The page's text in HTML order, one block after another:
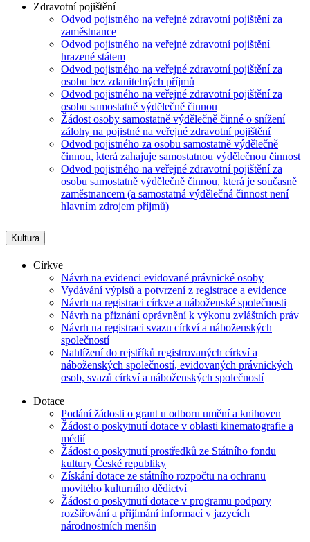
Zdravotní pojištění
Odvod pojistného na veřejné zdravotní pojištění za
zaměstnance
Odvod pojistného na veřejné zdravotní pojištění
hrazené státem
Odvod pojistného na veřejné zdravotní pojištění za
osobu bez zdanitelných příjmů
Odvod pojistného na veřejné zdravotní pojištění za
osobu samostatně výdělečně činnou
Žádost osoby samostatně výdělečně činné o snížení
zálohy na pojistné na veřejné zdravotní pojištění
Odvod pojistného za osobu samostatně výdělečně
činnou, která zahajuje samostatnou výdělečnou činnost
Odvod pojistného na veřejné zdravotní pojištění za
osobu samostatně výdělečně činnou, která je současně
zaměstnancem (a samostatná výdělečná činnost není
hlavním zdrojem příjmů)
Kultura
Církve
Návrh na evidenci evidované právnické osoby
Vydávání výpisů a potvrzení z registrace a evidence
Návrh na registraci církve a náboženské společnosti
Návrh na přiznání oprávnění k výkonu zvláštních práv
Návrh na registraci svazu církví a náboženských
společností
Nahlížení do rejstříků registrovaných církví a
náboženských společností, evidovaných právnických
osob, svazů církví a náboženských společností
Dotace
Podání žádosti o grant u odboru umění a knihoven
Žádost o poskytnutí dotace v oblasti kinematografie a
médií
Žádost o poskytnutí prostředků ze Státního fondu
kultury České republiky
Získání dotace ze státního rozpočtu na ochranu
movitého kulturního dědictví
Žádost o poskytnutí dotace v programu podpory
rozšiřování a přijímání informací v jazycích
národnostních menšin